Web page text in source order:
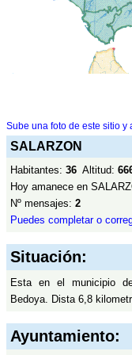
Sube una foto de este sitio y
SALARZON
Habitantes: 36 Altitud:
Hoy amanece en
Nº mensajes: 2
Puedes completar o
Situación:
Esta en el municipio
Bedoya. Dista 6,8
Ayuntamiento: